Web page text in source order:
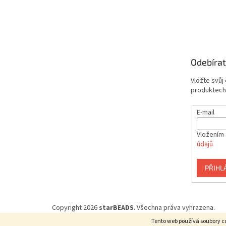
Tento web používá soubory
Vložte svůj
E-mail
údajů
Copyright 2026 starBEADS. Všechna práva vyhrazena.